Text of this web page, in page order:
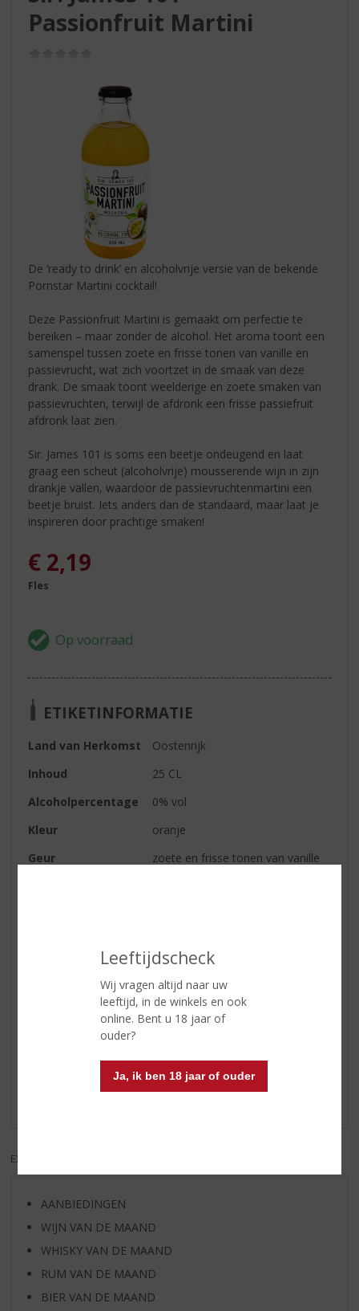
Leeftijdscheck
Wij vragen altijd naar uw
leeftijd, in de winkels en ook
online. Bent u 18 jaar of
ouder?
Ja, ik ben 18 jaar of ouder
Passionfruit Martini
De ‘ready to drink’ en alcoholvrije versie van de bekende
Pornstar Martini cocktail!
Deze Passionfruit Martini is gemaakt om perfectie te
bereiken – maar zonder de alcohol. Het aroma toont een
samenspel tussen zoete en frisse tonen van vanille en
passievrucht, wat zich voortzet in de smaak van deze
drank. De smaak toont weelderige en zoete smaken van
passievruchten, terwijl de afdronk een frisse passiefruit
afdronk laat zien.
Sir. James 101 is soms een beetje ondeugend en laat
graag een scheut (alcoholvrije) mousserende wijn in zijn
drankje vallen, waardoor de passievruchtenmartini een
beetje bruist. Iets anders dan de standaard, maar laat je
inspireren door prachtige smaken!
€ 2,19
Fles
ETIKETINFORMATIE
Land van Herkomst
Oostenrijk
Inhoud
25 CL
Alcoholpercentage
0% vol
Kleur
oranje
Geur
zoete en frisse tonen van vanille
lekker met een schijfje
Reviews
Schrijf een review
EXCL. BTW
AANBIEDINGEN
WIJN VAN DE MAAND
WHISKY VAN DE MAAND
RUM VAN DE MAAND
BIER VAN DE MAAND